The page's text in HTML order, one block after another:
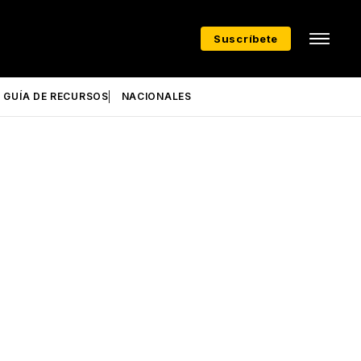
Suscríbete
GUÍA DE RECURSOS NACIONALES